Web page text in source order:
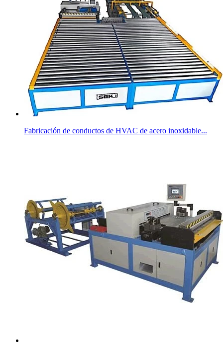
Fabricación de conductos de HVAC de acero inoxidable...